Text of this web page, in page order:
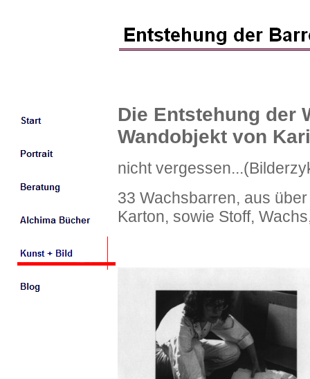
Die Entstehung der
Wandobjekt von
nicht
33 Wachsbarren, aus
Karton, sowie Stoff,